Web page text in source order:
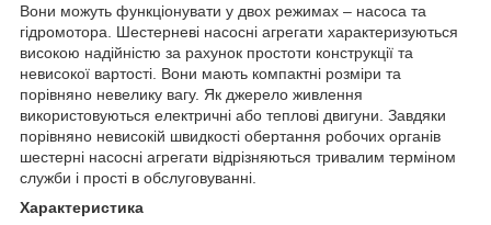
Вони можуть функціонувати у двох режимах – насоса та
гідромотора. Шестерневі насосні агрегати характеризуються
високою надійністю за рахунок простоти конструкції та
невисокої вартості. Вони мають компактні розміри та
порівняно невелику вагу. Як джерело живлення
використовуються електричні або теплові двигуни. Завдяки
порівняно невисокій швидкості обертання робочих органів
шестерні насосні агрегати відрізняються тривалим терміном
служби і прості в обслуговуванні.
Характеристика